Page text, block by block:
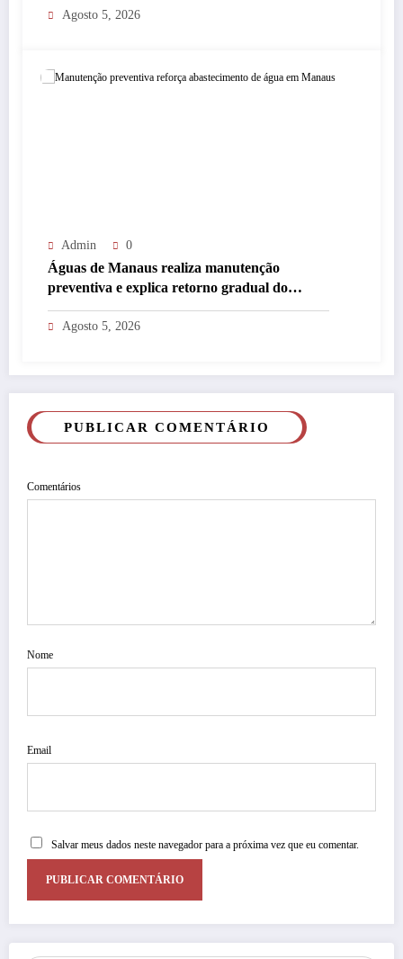
Agosto 5, 2026
Admin 0
Águas de Manaus realiza manutenção
preventiva e explica retorno gradual do
abastecimento
Agosto 5, 2026
PUBLICAR COMENTÁRIO
Comentários
Nome
Email
Salvar meus dados neste navegador para a próxima vez que eu comentar.